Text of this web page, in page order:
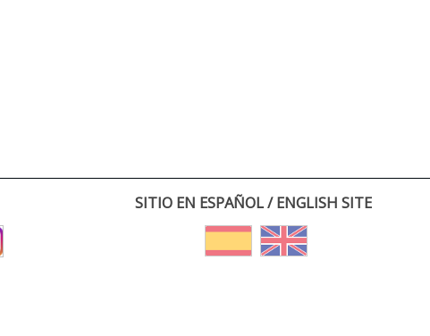
SITIO EN ESPAÑOL / ENGLISH SITE